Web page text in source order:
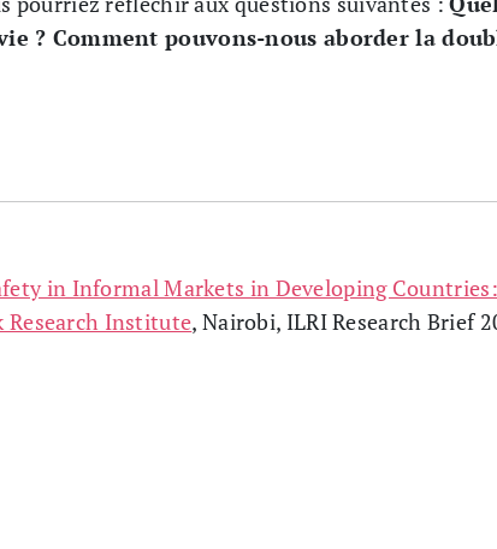
? Comment pouvons-nous aborder la
in Informal Markets in Developing
Institute, Nairobi, ILRI Research Brief